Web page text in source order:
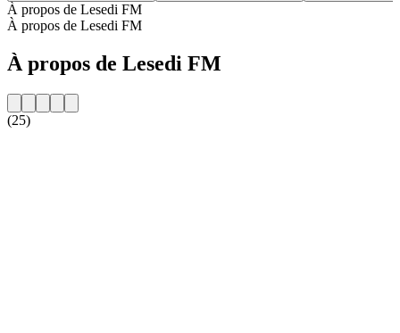
À propos de Lesedi FM
À propos de Lesedi FM
À propos de Lesedi FM
(25)